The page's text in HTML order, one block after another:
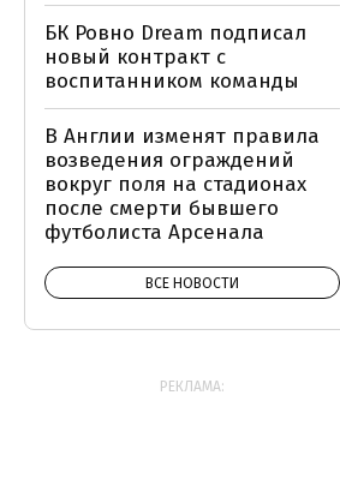
БК Ровно Dream подписал
новый контракт с
воспитанником команды
В Англии изменят правила
возведения ограждений
вокруг поля на стадионах
после смерти бывшего
футболиста Арсенала
ВСЕ НОВОСТИ
РЕКЛАМА: